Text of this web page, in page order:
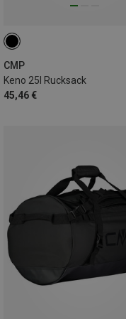
CMP
Keno 25l Rucksack
45,46 €
25L